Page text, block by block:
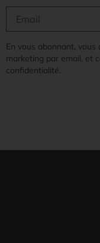
En vous abonnant,
marketing par email, et
confidentialité.